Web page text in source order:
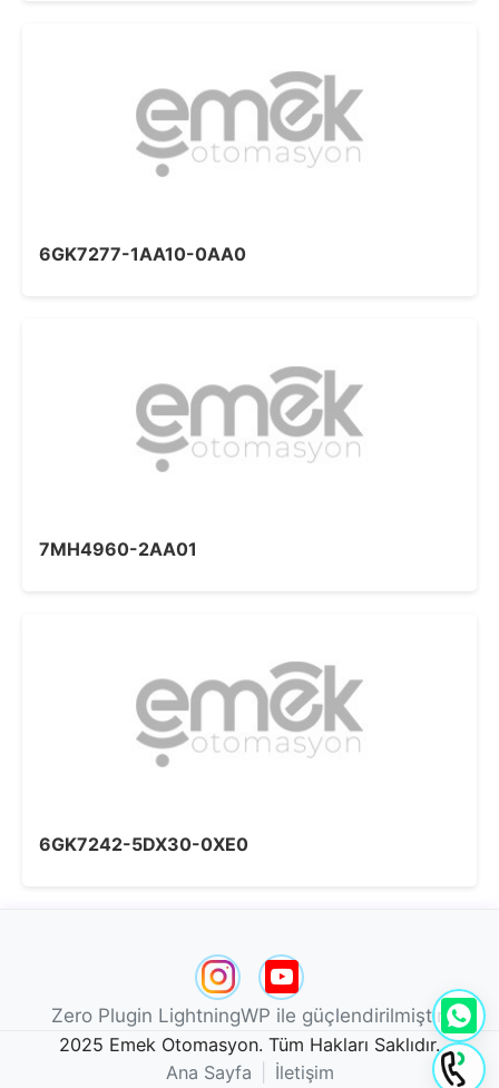
6GK7277-1AA10-0AA0
7MH4960-2AA01
6GK7242-5DX30-0XE0
Zero Plugin LightningWP ile güçlendirilmiştir.
2025 Emek Otomasyon. Tüm Hakları Saklıdır.
Ana Sayfa
İletişim